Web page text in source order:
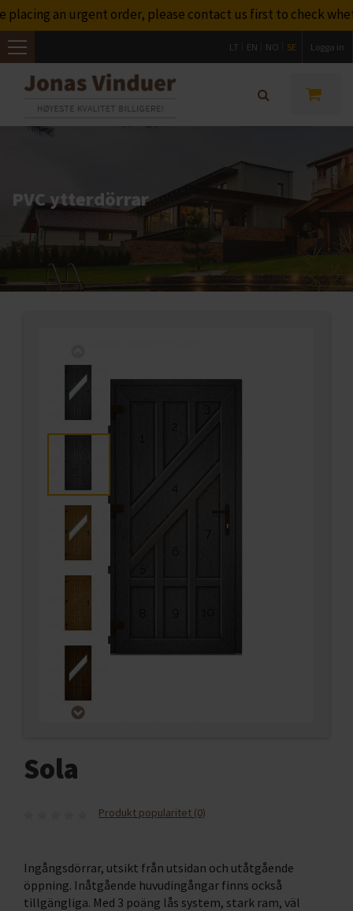
an urgent order, please contact us first to check
Toggle
navigation
LT EN NO SE Logga in
PVC ytterdörrar
Sola
Produkt popularitet (0)
Ingångsdörrar, utsikt från utsidan och utåtgående
öppning. Inåtgående huvudingångar finns också
tillgängliga. Med 3 poäng lås system, stark ram, väl